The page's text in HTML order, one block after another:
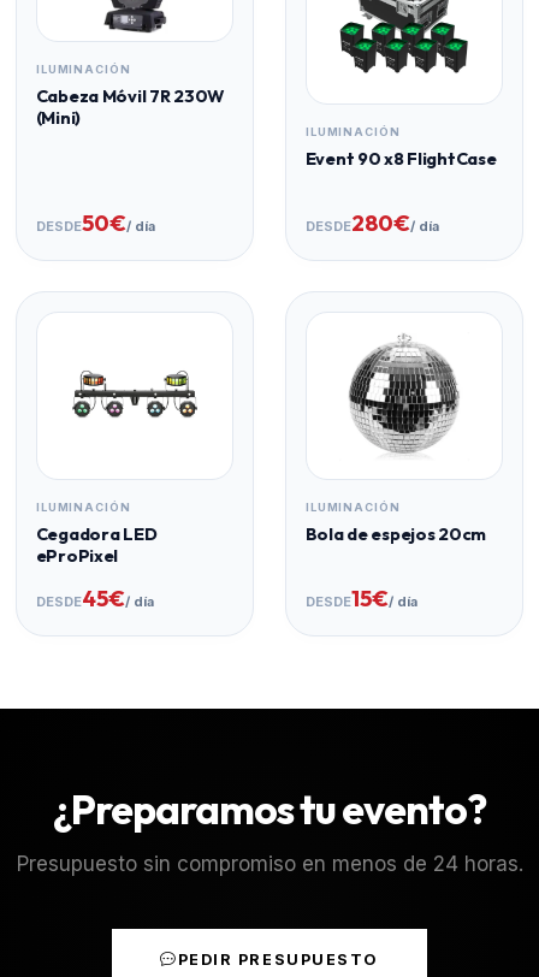
ILUMINACIÓN
Cabeza Móvil 7R 230W
(Mini)
DESDE50€/ día
ILUMINACIÓN
Event 90 x8 FlightCase
DESDE280€/ día
ILUMINACIÓN
Cegadora LED
eProPixel
DESDE45€/ día
ILUMINACIÓN
Bola de espejos 20cm
DESDE15€/ día
¿Preparamos tu evento?
Presupuesto sin compromiso en menos de 24 horas.
PEDIR PRESUPUESTO